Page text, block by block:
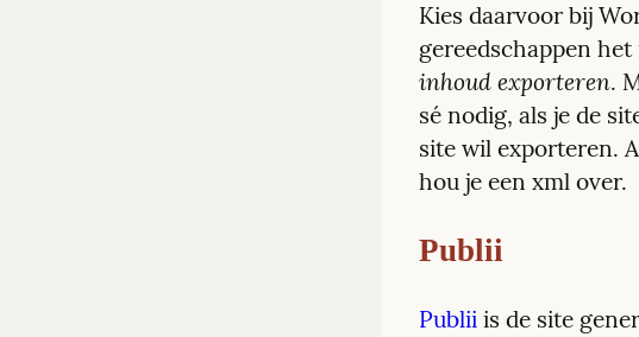
Kies daarvoor bij
gereedschappen
inhoud exporteren.
sé nodig, als je de
site wil exporteren.
hou je een xml over.
Publii
Publii is de site